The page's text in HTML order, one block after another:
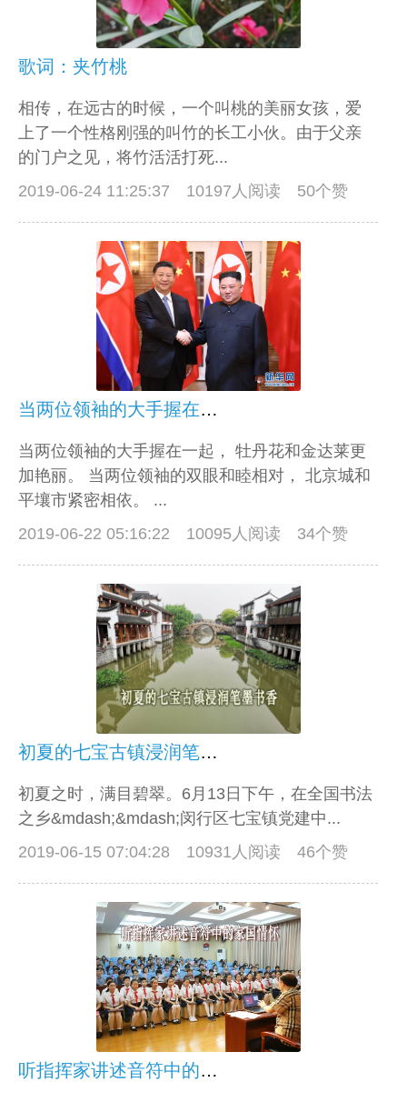
歌词：夹竹桃
相传，在远古的时候，一个叫桃的美丽女孩，爱
上了一个性格刚强的叫竹的长工小伙。由于父亲
的门户之见，将竹活活打死...
2019-06-24 11:25:37
10197人阅读 50个赞
当两位领袖的大手握在一起
当两位领袖的大手握在一起， 牡丹花和金达莱更
加艳丽。 当两位领袖的双眼和睦相对， 北京城和
平壤市紧密相依。 ...
2019-06-22 05:16:22
10095人阅读 34个赞
初夏的七宝古镇浸润笔墨书香
初夏之时，满目碧翠。6月13日下午，在全国书法
之乡&mdash;&mdash;闵行区七宝镇党建中...
2019-06-15 07:04:28
10931人阅读 46个赞
听指挥家讲述音符中的家国情怀